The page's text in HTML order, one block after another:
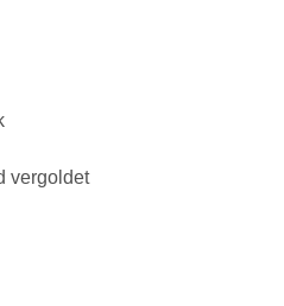
vergoldet